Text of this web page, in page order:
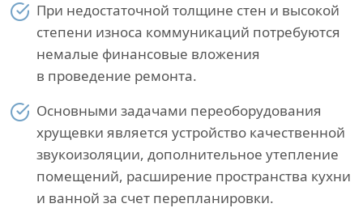
При недостаточной толщине стен и высокой
степени износа коммуникаций потребуются
немалые финансовые вложения
в проведение ремонта.
Основными задачами переоборудования
хрущевки является устройство качественной
звукоизоляции, дополнительное утепление
помещений, расширение пространства кухни
и ванной за счет перепланировки.